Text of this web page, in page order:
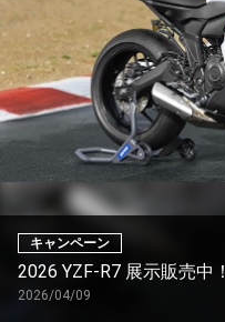
キャンペーン
2026 YZF-R7 展示販売中！
2026/04/09